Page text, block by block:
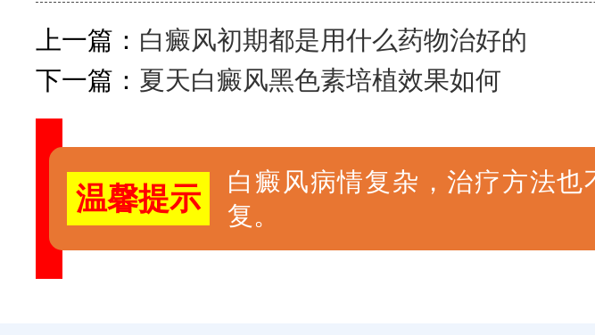
上一篇： 白癜风初期都是用什么药物治好的
下一篇： 夏天白癜风黑色素培植效果如何
温馨提示
白癜风病情复杂，治疗方法
复。